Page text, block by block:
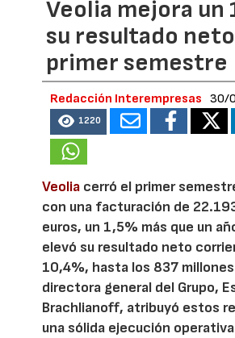
Veolia mejora un
su resultado
primer semestre
Redacción Interempresas 30/
1220
Veolia cerró el primer
con una facturación de
euros, un 1,5% más que un
elevó su resultado neto
10,4%, hasta los 837
directora general del Grupo,
Brachlianoff, atribuyó estos
una sólida ejecución